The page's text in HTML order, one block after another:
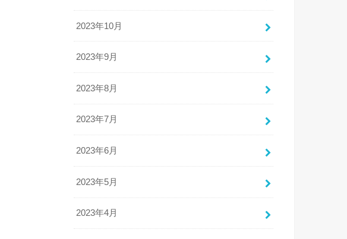
2023年10月
2023年9月
2023年8月
2023年7月
2023年6月
2023年5月
2023年4月